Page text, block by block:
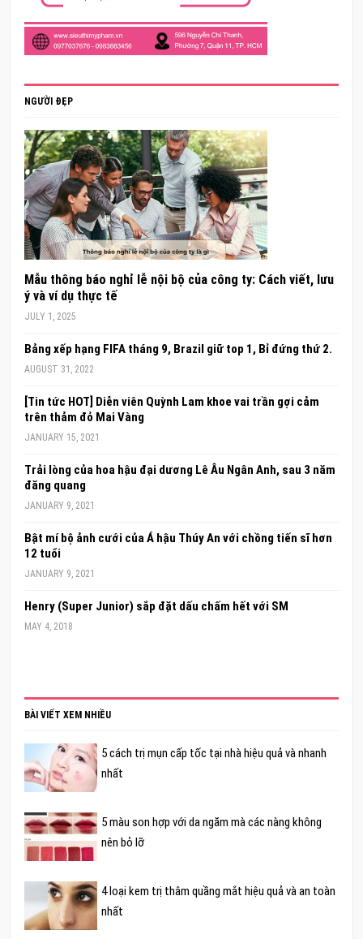
NGƯỜI ĐẸP
Mẫu thông báo nghỉ lễ nội bộ của công ty: Cách viết, lưu
ý và ví dụ thực tế
JULY 1, 2025
Bảng xếp hạng FIFA tháng 9, Brazil giữ top 1, Bỉ đứng thứ 2.
AUGUST 31, 2022
[Tin tức HOT] Diễn viên Quỳnh Lam khoe vai trần gợi cảm
trên thảm đỏ Mai Vàng
JANUARY 15, 2021
Trải lòng của hoa hậu đại dương Lê Âu Ngân Anh, sau 3 năm
đăng quang
JANUARY 9, 2021
Bật mí bộ ảnh cưới của Á hậu Thúy An với chồng tiến sĩ hơn
12 tuổi
JANUARY 9, 2021
Henry (Super Junior) sắp đặt dấu chấm hết với SM
MAY 4, 2018
BÀI VIẾT XEM NHIỀU
5 cách trị mụn cấp tốc tại nhà hiệu quả và nhanh
nhất
5 màu son hợp với da ngăm mà các nàng không
nên bỏ lỡ
4 loại kem trị thâm quầng mắt hiệu quả và an toàn
nhất